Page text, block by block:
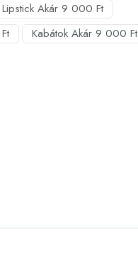
Lipstick Akár 9 000 Ft
Kabátok Akár 9 000 Ft